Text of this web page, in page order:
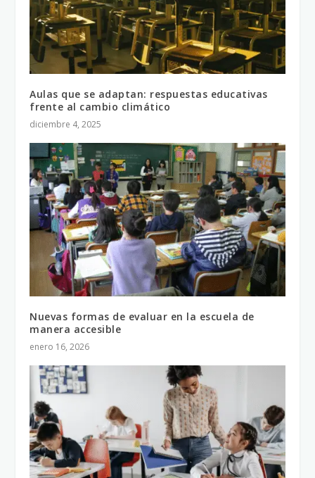
Aulas que se adaptan: respuestas educativas
frente al cambio climático
diciembre 4, 2025
Nuevas formas de evaluar en la escuela de
manera accesible
enero 16, 2026